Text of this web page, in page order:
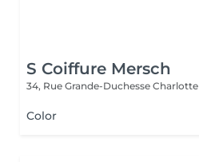
S Coiffure Mersch
34, Rue Grande-Duchesse Charlotte
Color